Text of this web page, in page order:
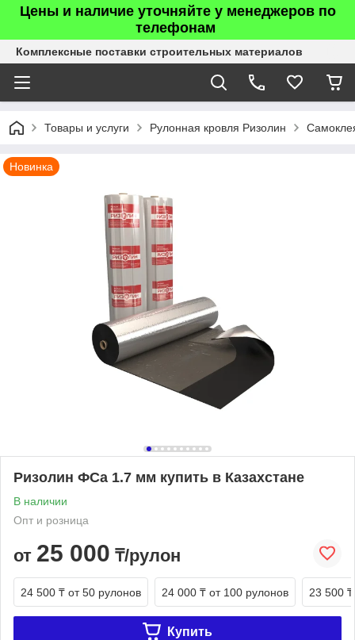
Цены и наличие уточняйте у менеджеров по
телефонам
Комплексные поставки строительных материалов
Товары и услуги Рулонная кровля Ризолин
Новинка
Ризолин ФСа 1.7 мм купить в Казахстане
В наличии
Опт и розница
от 25 000 ₸/рулон
24 500 ₸ от 50 рулонов 24 000 ₸ от 100 рулонов 23 500 ₸
Купить